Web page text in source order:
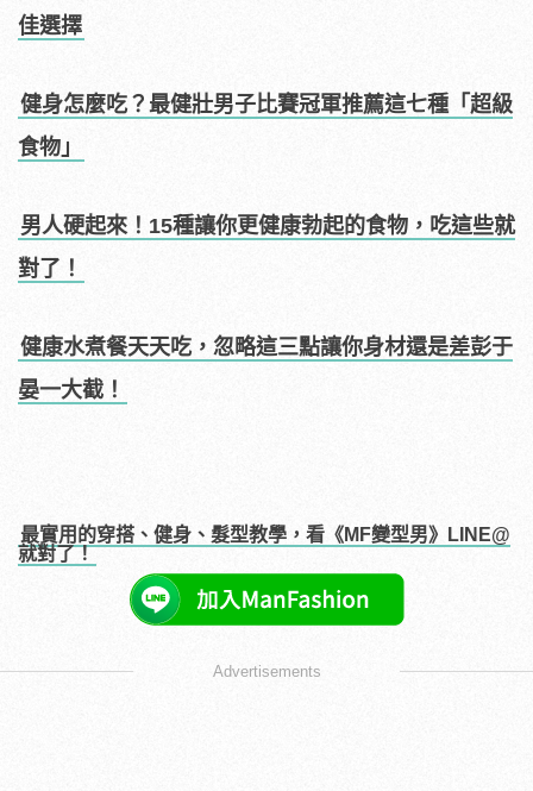
佳選擇
健身怎麼吃？最健壯男子比賽冠軍推薦這七種「超級
食物」
男人硬起來！15種讓你更健康勃起的食物，吃這些就
對了！
健康水煮餐天天吃，忽略這三點讓你身材還是差彭于
晏一大截！
最實用的穿搭、健身、髮型教學，看《MF變型男》LINE@
就對了！
Advertisements